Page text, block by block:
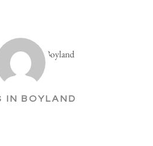
IN BOYLAND